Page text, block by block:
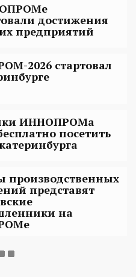
достижения
предприятий
2026 стартовал
ИННОПРОМа
посетить
производственных
представят
на